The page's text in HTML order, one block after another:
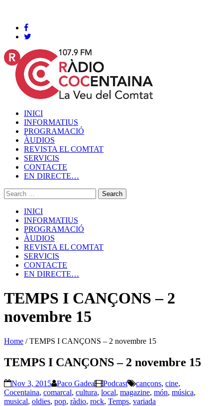
INICI
INFORMATIUS
PROGRAMACIÓ
ÀUDIOS
REVISTA EL COMTAT
SERVICIS
CONTACTE
EN DIRECTE…
INICI
INFORMATIUS
PROGRAMACIÓ
ÀUDIOS
REVISTA EL COMTAT
SERVICIS
CONTACTE
EN DIRECTE…
TEMPS I CANÇONS – 2
novembre 15
Home /TEMPS I CANÇONS – 2 novembre 15
TEMPS I CANÇONS – 2 novembre 15
Nov 3, 2015 Paco Gadea Podcast cançons, cine,
Cocentaina, comarcal, cultura, local, magazine, món, música,
musical, oldies, pop, ràdio, rock, Temps, variada